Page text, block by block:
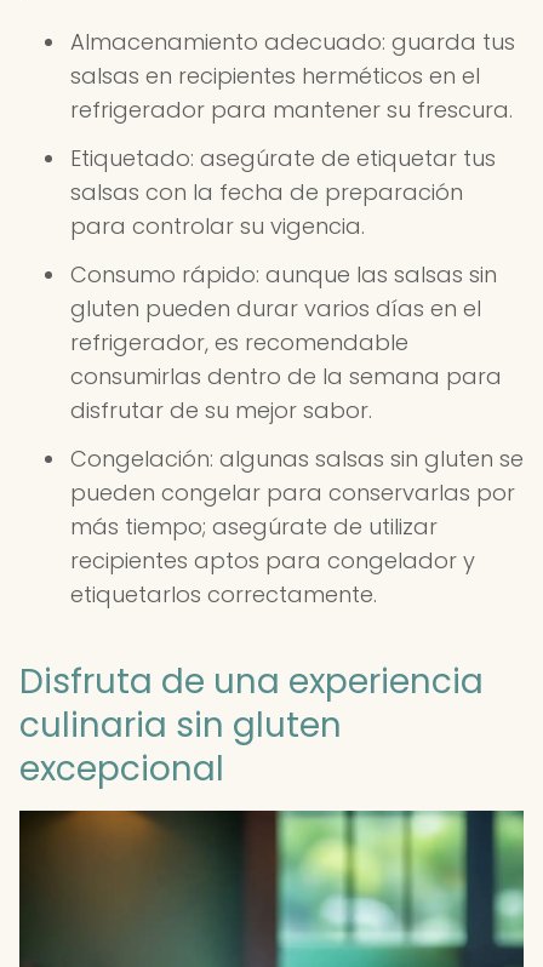
Almacenamiento adecuado: guarda tus
salsas en recipientes herméticos en el
refrigerador para mantener su frescura.
Etiquetado: asegúrate de etiquetar tus
salsas con la fecha de preparación
para controlar su vigencia.
Consumo rápido: aunque las salsas sin
gluten pueden durar varios días en el
refrigerador, es recomendable
consumirlas dentro de la semana para
disfrutar de su mejor sabor.
Congelación: algunas salsas sin gluten se
pueden congelar para conservarlas por
más tiempo; asegúrate de utilizar
recipientes aptos para congelador y
etiquetarlos correctamente.
Disfruta de una experiencia
culinaria sin gluten
excepcional